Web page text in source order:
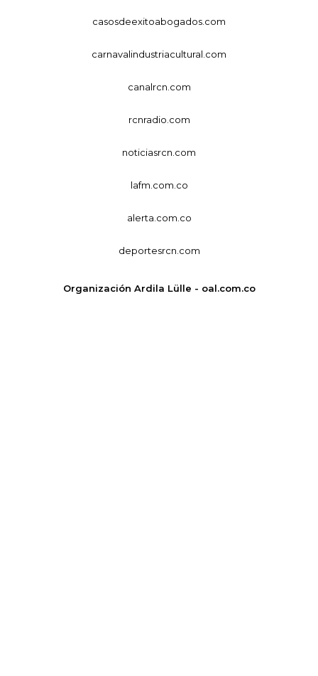
casosdeexitoabogados.com
carnavalindustriacultural.com
canalrcn.com
rcnradio.com
noticiasrcn.com
lafm.com.co
alerta.com.co
deportesrcn.com
Organización Ardila Lülle - oal.com.co